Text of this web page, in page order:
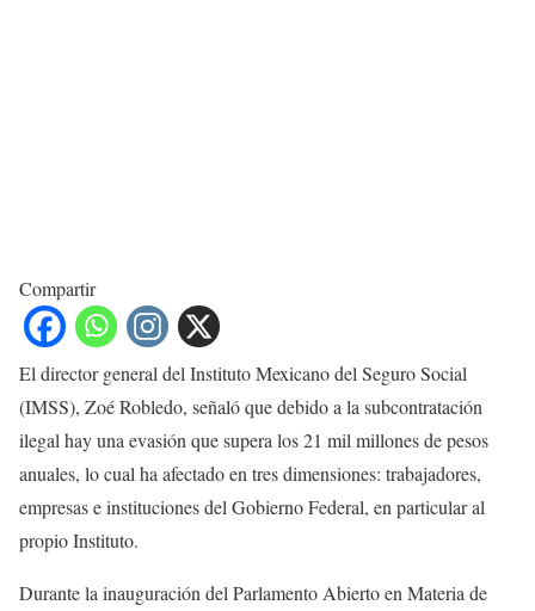
Compartir
El director general del Instituto Mexicano del Seguro Social
(IMSS), Zoé Robledo, señaló que debido a la subcontratación
ilegal hay una evasión que supera los 21 mil millones de pesos
anuales, lo cual ha afectado en tres dimensiones: trabajadores,
empresas e instituciones del Gobierno Federal, en particular al
propio Instituto.
Durante la inauguración del Parlamento Abierto en Materia de